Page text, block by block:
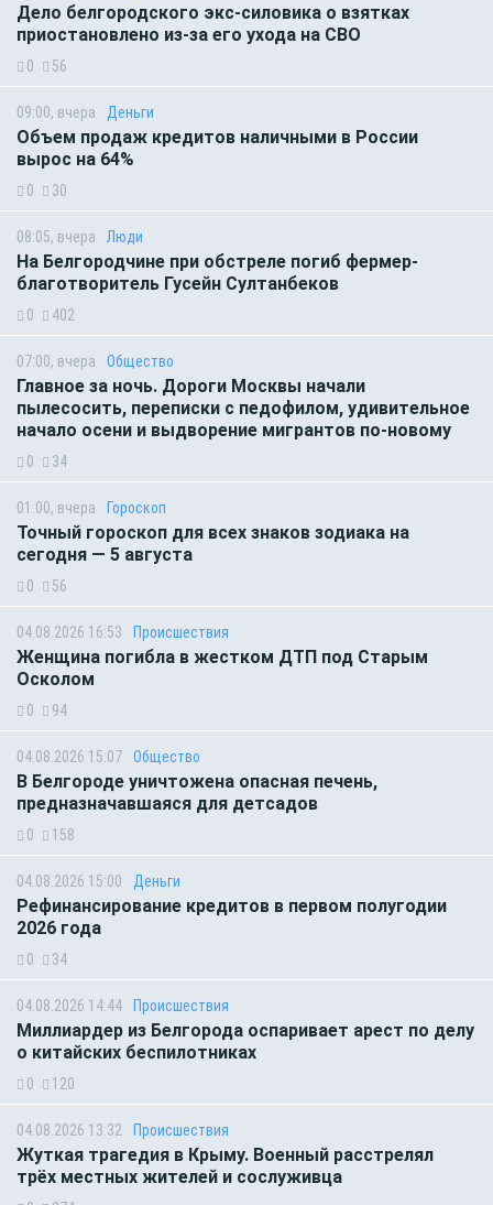
Дело белгородского экс-силовика о взятках
приостановлено из-за его ухода на СВО
0 56
09:00, вчера Деньги
Объем продаж кредитов наличными в России
вырос на 64%
0 30
08:05, вчера Люди
На Белгородчине при обстреле погиб фермер-
благотворитель Гусейн Султанбеков
0 402
07:00, вчера Общество
Главное за ночь. Дороги Москвы начали
пылесосить, переписки с педофилом, удивительное
начало осени и выдворение мигрантов по-новому
0 34
01:00, вчера Гороскоп
Точный гороскоп для всех знаков зодиака на
сегодня — 5 августа
0 56
04.08.2026 16:53 Происшествия
Женщина погибла в жестком ДТП под Старым
Осколом
0 94
04.08.2026 15:07 Общество
В Белгороде уничтожена опасная печень,
предназначавшаяся для детсадов
0 158
04.08.2026 15:00 Деньги
Рефинансирование кредитов в первом полугодии
2026 года
0 34
04.08.2026 14:44 Происшествия
Миллиардер из Белгорода оспаривает арест по делу
о китайских беспилотниках
0 120
04.08.2026 13:32 Происшествия
Жуткая трагедия в Крыму. Военный расстрелял
трёх местных жителей и сослуживца